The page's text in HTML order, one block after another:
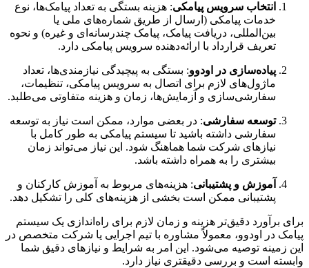
انتخاب سرویس پیامکی: هزینه بستگی به تعداد پیامک‌ها، نوع
خدمات پیامکی (ارسال از طریق شماره‌های ملی یا
بین‌المللی، دریافت پیامک، پیامک چندرسانه‌ای و غیره) و نحوه
تعریف قرارداد با ارائه‌دهنده سرویس پیامکی دارد.
پیاده‌سازی در اودوو: بستگی به پیچیدگی نیازمندی‌ها، تعداد
ماژول‌های لازم برای اتصال به سرویس پیامکی، تنظیمات،
سفارشی‌سازی و آزمایش‌ها، زمان و هزینه متفاوتی می‌طلبد.
توسعه سفارشی: در بعضی موارد، ممکن است نیاز به توسعه
سفارشی داشته باشید تا سیستم پیامکی به طور کامل با
نیازهای شرکت شما هماهنگ شود. این نیاز می‌تواند زمان
بیشتری را به همراه داشته باشد.
آموزش و پشتیبانی: هزینه‌های مربوط به آموزش کارکنان و
پشتیبانی ممکن است بخشی از هزینه‌های کلی را تشکیل دهد.
برای برآورد دقیق‌تر هزینه و زمان لازم برای راه‌اندازی یک سیستم
پیامک در اودوو، معمولاً مشاوره با تیم اجرایی یا شرکت متخصص در
این زمینه توصیه می‌شود. این امر به شرایط و نیازهای دقیق شما
وابسته است و بررسی دقیقتری نیاز دارد.